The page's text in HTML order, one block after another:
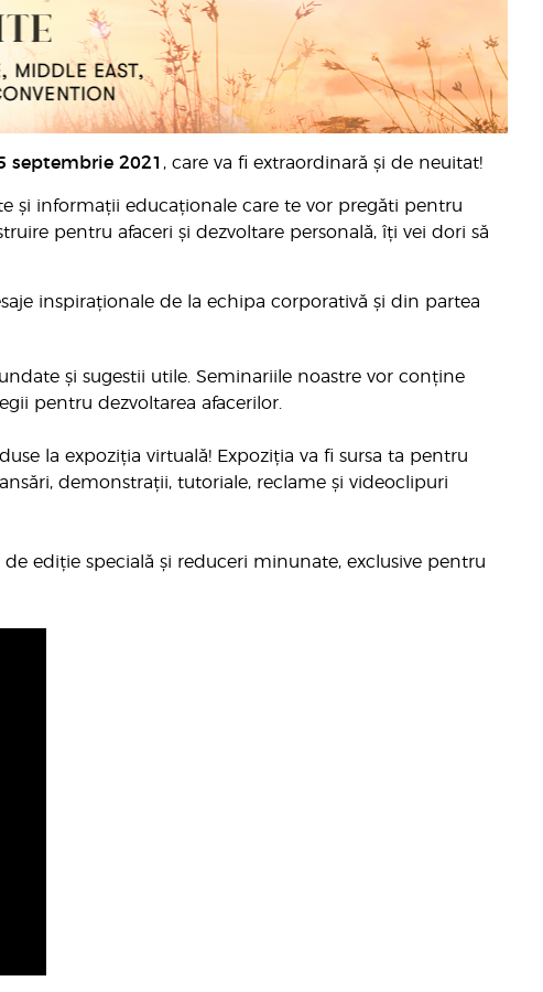
septembrie 2021 , care va fi extraordinară și de neuitat!
și informații educaționale care te vor pregăti pentru
pentru afaceri și dezvoltare personală, îți vei dori să
inspiraționale de la echipa corporativă și din partea
și sugestii utile. Seminariile noastre vor conține
pentru dezvoltarea afacerilor.
la expoziția virtuală! Expoziția va fi sursa ta pentru
demonstrații, tutoriale, reclame și videoclipuri
ediție specială și reduceri minunate, exclusive pentru